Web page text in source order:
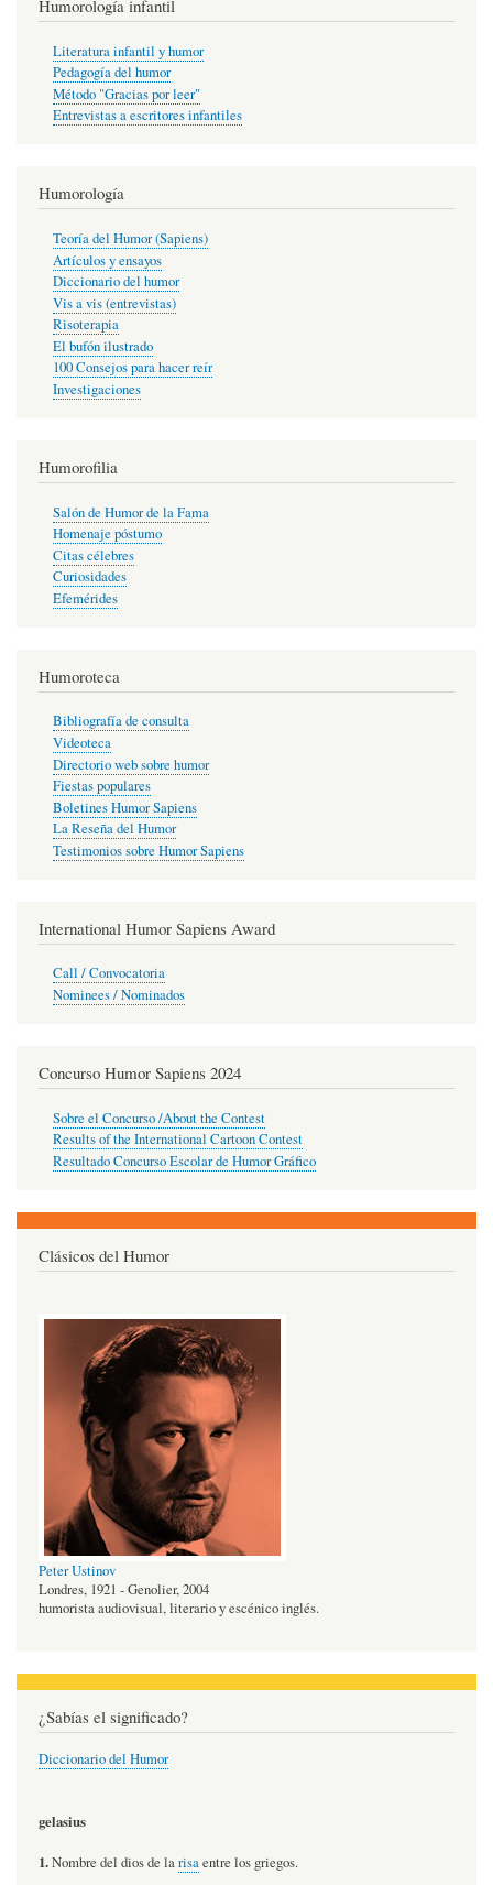
Humorología infantil
Literatura infantil y humor
Pedagogía del humor
Método "Gracias por leer"
Entrevistas a escritores infantiles
Humorología
Teoría del Humor (Sapiens)
Artículos y ensayos
Diccionario del humor
Vis a vis (entrevistas)
Risoterapia
El bufón ilustrado
100 Consejos para hacer reír
Investigaciones
Humorofilia
Salón de Humor de la Fama
Homenaje póstumo
Citas célebres
Curiosidades
Efemérides
Humoroteca
Bibliografía de consulta
Videoteca
Directorio web sobre humor
Fiestas populares
Boletines Humor Sapiens
La Reseña del Humor
Testimonios sobre Humor Sapiens
International Humor Sapiens Award
Call / Convocatoria
Nominees / Nominados
Concurso Humor Sapiens 2024
Sobre el Concurso /About the Contest
Results of the International Cartoon Contest
Resultado Concurso Escolar de Humor Gráfico
Clásicos del Humor
Peter Ustinov
Londres, 1921 - Genolier, 2004
humorista audiovisual, literario y escénico inglés.
¿Sabías el significado?
Diccionario del Humor
gelasius
1.Nombre del dios de larisaentre los griegos.